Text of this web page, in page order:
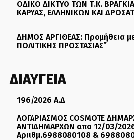
ΟΔΙΚΟ ΔΙΚΤΥΟ ΤΩΝ Τ.Κ.
ΚΑΡΥΑΣ, ΕΛΛΗΝΙΚΩΝ ΚΑΙ
ΔΗΜΟΣ ΑΡΓΙΘΕΑΣ: Προμήθεια
ΠΟΛΙΤΙΚΗΣ ΠΡΟΣΤΑΣΙΑΣ”
ΔΙΑΥΓΕΙΑ
196/2026 Α.Δ
ΛΟΓΑΡΙΑΣΜΟΣ COSMOTE
ΑΝΤΙΔΗΜΑΡΧΩΝ απο 12/03/
Αριιθμ.6988080108 &